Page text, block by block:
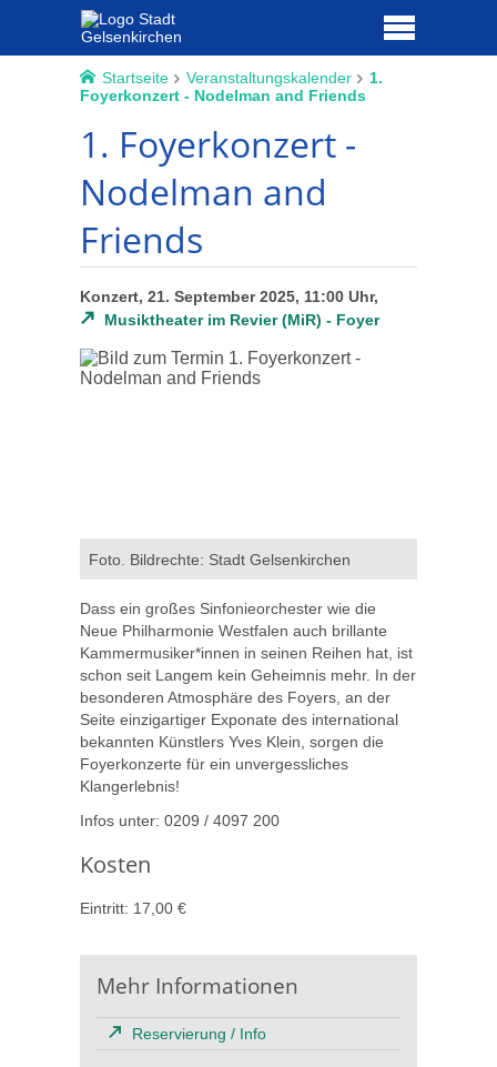
Startseite Veranstaltungskalender
1.
Foyerkonzert - Nodelman and Friends
1. Foyerkonzert -
Nodelman and
Friends
Konzert, 21. September 2025, 11:00 Uhr,
Musiktheater im Revier (MiR) - Foyer
Foto. Bildrechte: Stadt Gelsenkirchen
Dass ein großes Sinfonieorchester wie die
Neue Philharmonie Westfalen auch brillante
Kammermusiker*innen in seinen Reihen hat, ist
schon seit Langem kein Geheimnis mehr. In der
besonderen Atmosphäre des Foyers, an der
Seite einzigartiger Exponate des international
bekannten Künstlers Yves Klein, sorgen die
Foyerkonzerte für ein unvergessliches
Klangerlebnis!
Infos unter: 0209 / 4097 200
Kosten
Eintritt: 17,00 €
Mehr Informationen
Reservierung / Info